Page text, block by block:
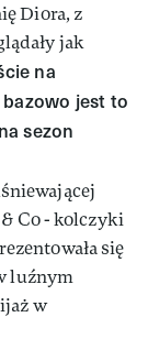
Diora, z
jak
na
jest to
sezon
Co - kolczyki
się
luźnym
w